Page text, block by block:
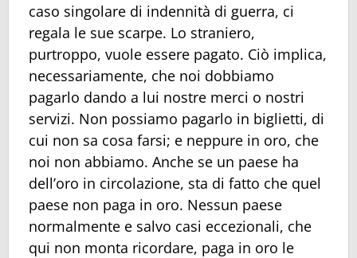
caso singolare di indennità di guerra, ci
regala le sue scarpe. Lo straniero,
purtroppo, vuole essere pagato. Ciò implica,
necessariamente, che noi dobbiamo
pagarlo dando a lui nostre merci o nostri
servizi. Non possiamo pagarlo in biglietti, di
cui non sa cosa farsi; e neppure in oro, che
noi non abbiamo. Anche se un paese ha
dell’oro in circolazione, sta di fatto che quel
paese non paga in oro. Nessun paese
normalmente e salvo casi eccezionali, che
qui non monta ricordare, paga in oro le